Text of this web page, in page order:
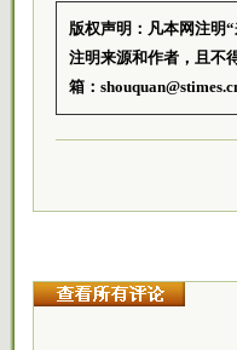
版权声明：凡本网注明
注明来源和作者，且不
箱：